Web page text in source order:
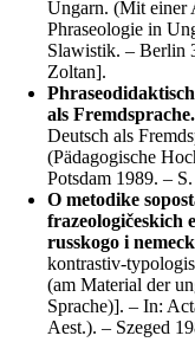
Ungarn. (Mit einer
Phraseologie in
Slawistik. – Berlin
Zoltan].
als Fremdsprache.
Deutsch als
(Pädagogische
Potsdam 1989. –
O metodike
frazeologičeskich
russkogo i
kontrastiv-
(am Material der
Sprache)]. – In:
Aest.). – Szeged